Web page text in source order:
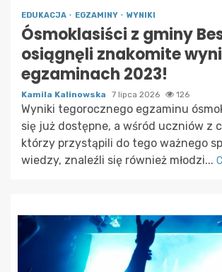
EDUKACJA EGZAMINY WYNIKI
Ósmoklasiści z gminy
osiągnęli znakomite
egzaminach 2023!
Kamila Kalinowska 7 lipca 2026 126
Wyniki tegorocznego egzaminu
się już dostępne, a wśród uczniów z
którzy przystąpili do tego ważnego
wiedzy, znaleźli się również młodzi...